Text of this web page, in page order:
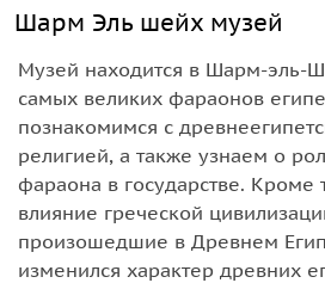
Шарм Эль шейх музей
Музей находится в Шарм-эль-
самых великих фараонов
познакомимся с
религией, а также узнаем о
фараона в государстве. Кроме
влияние греческой
произошедшие в Древнем
изменился характер древних